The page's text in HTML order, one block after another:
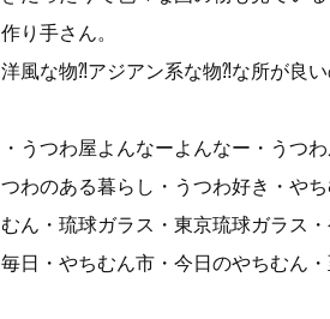
作り手さん。
洋風な物⁈アジアン系な物⁈な所が良い
・うつわ屋よんなーよんなー・うつ
つわのある暮らし・うつわ好き・や
むん・琉球ガラス・東京琉球ガラス
毎日・やちむん市・今日のやちむん